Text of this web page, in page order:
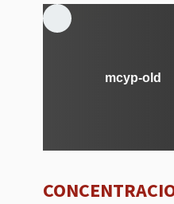
mcyp-old